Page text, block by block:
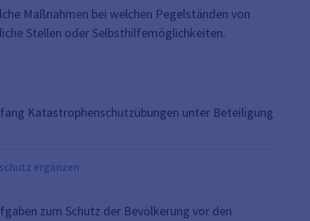
Maßnahmen bei welchen Pegelständen von
Stellen oder Selbsthilfemöglichkeiten.
Katastrophenschutzübungen unter Beteiligung
ergänzen
zum Schutz der Bevölkerung vor den